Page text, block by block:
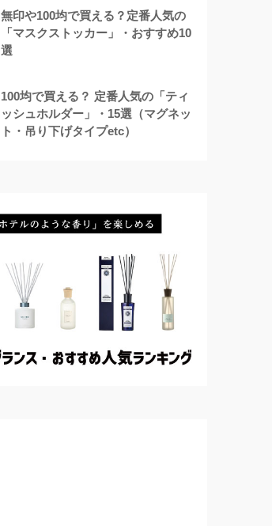
無印や100均で買える？定番人気の
「マスクストッカー」・おすすめ10
選
100均で買える？ 定番人気の「ティ
ッシュホルダー」・15選（マグネッ
ト・吊り下げタイプetc）